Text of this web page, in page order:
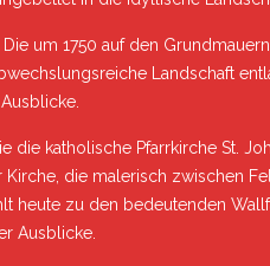
um 1750 auf den
Landschaft
katholische Pfarrkirche St.
die malerisch zwischen
heute zu den bedeutenden
Ausblicke.